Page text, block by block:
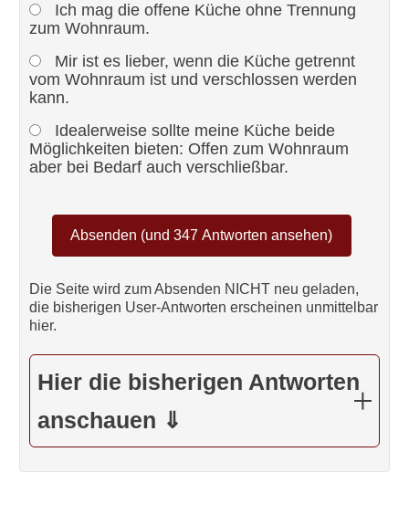
Ich mag die offene Küche ohne Trennung
zum Wohnraum.
Mir ist es lieber, wenn die Küche getrennt
vom Wohnraum ist und verschlossen werden
kann.
Idealerweise sollte meine Küche beide
Möglichkeiten bieten: Offen zum Wohnraum
aber bei Bedarf auch verschließbar.
Die Seite wird zum Absenden NICHT neu geladen,
die bisherigen User-Antworten erscheinen unmittelbar
hier.
Hier die bisherigen Antworten
anschauen ⇓